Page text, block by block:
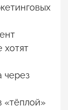
хотят
через
«тёплой»